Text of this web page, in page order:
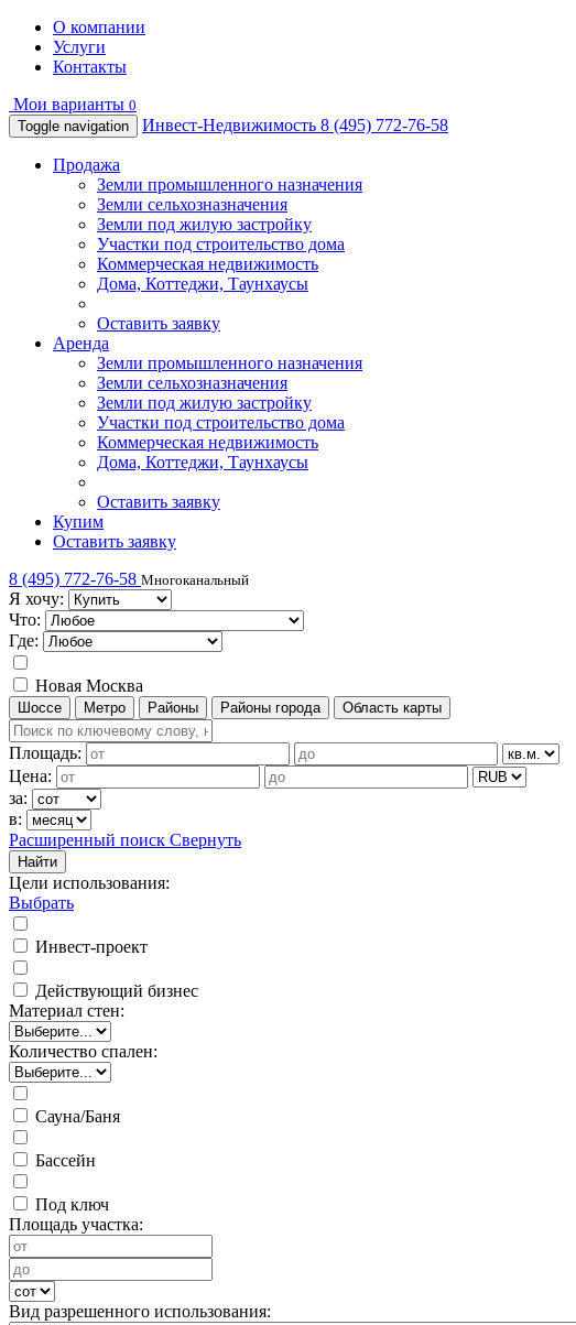
О компании
Услуги
Контакты
Мои варианты 0
Toggle navigation
Инвест-Недвижимость 8 (495) 772-76-58
Продажа
Земли промышленного назначения
Земли сельхозназначения
Земли под жилую застройку
Участки под строительство дома
Коммерческая недвижимость
Дома, Коттеджи, Таунхаусы
Оставить заявку
Аренда
Земли промышленного назначения
Земли сельхозназначения
Земли под жилую застройку
Участки под строительство дома
Коммерческая недвижимость
Дома, Коттеджи, Таунхаусы
Оставить заявку
Купим
Оставить заявку
8 (495) 772-76-58 Многоканальный
Я хочу:
Что:
Где:
Новая Москва
Шоссе Метро Районы Районы города Область карты
Площадь:
Цена:
за:
в:
Расширенный поиск Свернуть
Найти
Цели использования:
Выбрать
Инвест-проект
Действующий бизнес
Материал стен:
Количество спален:
Сауна/Баня
Бассейн
Под ключ
Площадь участка:
Вид разрешенного использования: